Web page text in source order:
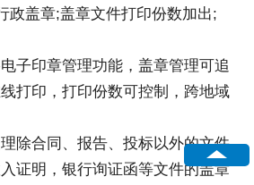
政盖章;盖章文件打印份数加出;
子印章管理功能，盖章管理可追
打印，打印份数可控制，跨地域
除合同、报告、投标以外的文件
证明，银行询证函等文件的盖章